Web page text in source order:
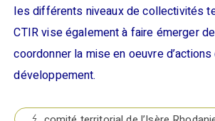
les différents niveaux de collectivités
CTIR vise également à faire émerger
coordonner la mise en oeuvre d’actions
développement.